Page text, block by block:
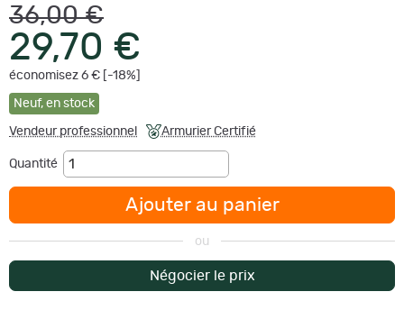
36,00 €
29,70 €
économisez 6 € [-18%]
Neuf, en stock
Vendeur professionnel Armurier Certifié
Quantité
Ajouter au panier
ou
Négocier le prix